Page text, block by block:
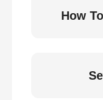
How